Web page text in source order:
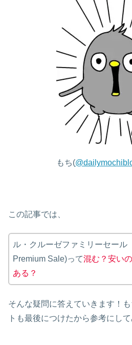
もち(
この記事では、
ル・クルーゼファミリーセール
Premium Sale)って混む？安い
ある？
そんな疑問に答えていきます！
トも最後につけたから参考にして